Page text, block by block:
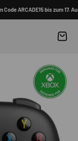
ARCADE15 bis zum 17.